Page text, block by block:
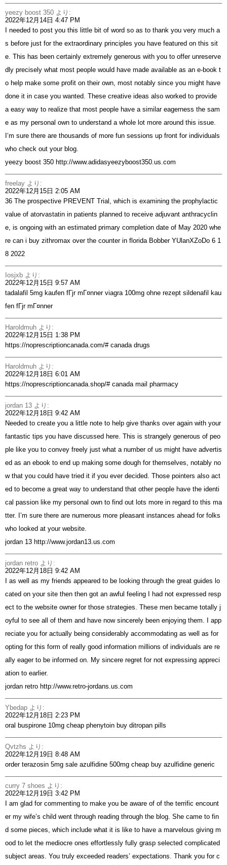
yeezy boost 350 より:
2022年12月14日 4:47 PM
I needed to post you this little bit of word so as to thank you very much a
s before just for the extraordinary principles you have featured on this sit
e. This has been certainly extremely generous with you to offer unreserve
dly precisely what most people would have made available as an e-book t
o help make some profit on their own, most notably since you might have
done it in case you wanted. These creative ideas also worked to provide
a easy way to realize that most people have a similar eagerness the sam
e as my personal own to understand a whole lot more around this issue.
I’m sure there are thousands of more fun sessions up front for individuals
who check out your blog.
yeezy boost 350 http://www.adidasyeezyboost350.us.com
freelay より:
2022年12月15日 2:05 AM
36 The prospective PREVENT Trial, which is examining the prophylactic
value of atorvastatin in patients planned to receive adjuvant anthracyclin
e, is ongoing with an estimated primary completion date of May 2020 whe
re can i buy zithromax over the counter in floridaBobber YUlanXZoDo 6 1
8 2022
Iosjxb より:
2022年12月15日 9:57 AM
tadalafil 5mg kaufen fГјr mГ¤nner viagra 100mg ohne rezept sildenafil kau
fen fГјr mГ¤nner
Haroldmuh より:
2022年12月15日 1:38 PM
https://noprescriptioncanada.com/#canada drugs
Haroldmuh より:
2022年12月18日 6:01 AM
https://noprescriptioncanada.shop/#canada mail pharmacy
jordan 13 より:
2022年12月18日 9:42 AM
Needed to create you a little note to help give thanks over again with your
fantastic tips you have discussed here. This is strangely generous of peo
ple like you to convey freely just what a number of us might have advertis
ed as an ebook to end up making some dough for themselves, notably no
w that you could have tried it if you ever decided. Those pointers also act
ed to become a great way to understand that other people have the identi
cal passion like my personal own to find out lots more in regard to this ma
tter. I’m sure there are numerous more pleasant instances ahead for folks
who looked at your website.
jordan 13 http://www.jordan13.us.com
jordan retro より:
2022年12月18日 9:42 AM
I as well as my friends appeared to be looking through the great guides lo
cated on your site then then got an awful feeling I had not expressed resp
ect to the website owner for those strategies. These men became totally j
oyful to see all of them and have now sincerely been enjoying them. I app
reciate you for actually being considerably accommodating as well as for
opting for this form of really good information millions of individuals are re
ally eager to be informed on. My sincere regret for not expressing appreci
ation to earlier.
jordan retro http://www.retro-jordans.us.com
Ybedap より:
2022年12月18日 2:23 PM
oral buspirone 10mg cheap phenytoin buy ditropan pills
Qvtzhs より:
2022年12月19日 8:48 AM
order terazosin 5mg sale azulfidine 500mg cheap buy azulfidine generic
curry 7 shoes より:
2022年12月19日 3:42 PM
I am glad for commenting to make you be aware of of the terrific encount
er my wife’s child went through reading through the blog. She came to fin
d some pieces, which include what it is like to have a marvelous giving m
ood to let the mediocre ones effortlessly fully grasp selected complicated
subject areas. You truly exceeded readers’ expectations. Thank you for c